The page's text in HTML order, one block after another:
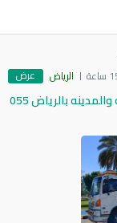
الرياض عرض
حقين نقل عفش داخل بالرياض جده مكه والمدينه بالرياض 055